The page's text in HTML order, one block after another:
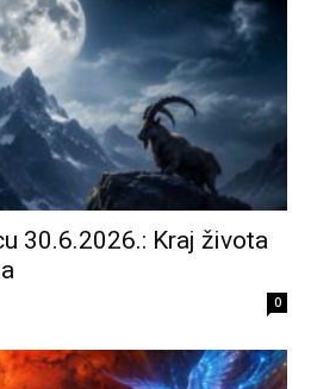
30.6.2026.: Kraj života
0